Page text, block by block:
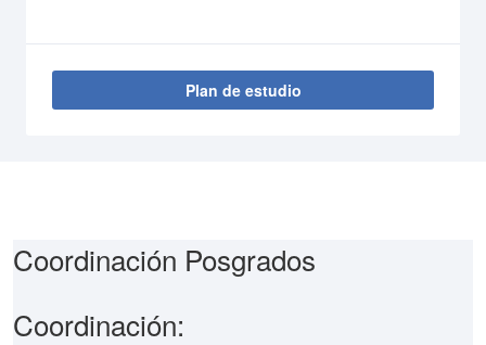
Plan de estudio
Coordinación Posgrados
Coordinación: